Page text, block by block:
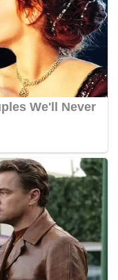
kekecohan yang
beranggapan
televisyen lagi.
pihak
BBC
terfikir, ‘habislah,
lagi selepas insiden
Syarikat itu.
sejak 2008 sebelum
guru yoga,
seluruh dunia
isu politik Korea.
lucu
sebanyak
sudah ditonton